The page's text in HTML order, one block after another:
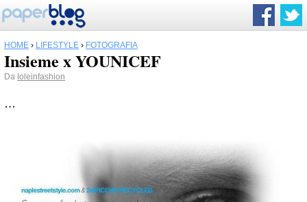
HOME › LIFESTYLE › FOTOGRAFIA
Insieme x YOUNICEF
Da Ioleinfashion
…